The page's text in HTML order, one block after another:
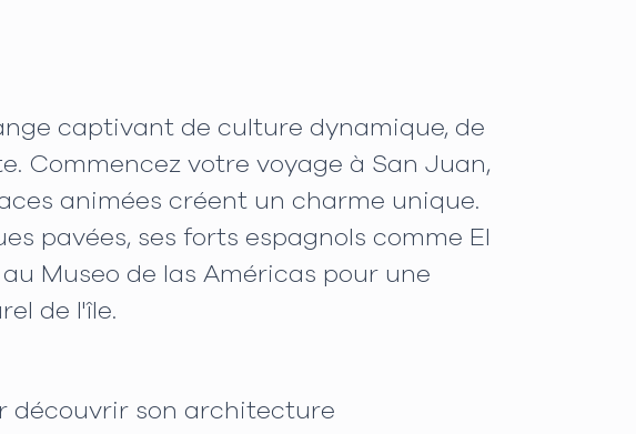
captivant de culture dynamique, de
Commencez votre voyage à San Juan,
animées créent un charme unique.
pavées, ses forts espagnols comme El
Museo de las Américas pour une
de l'île.
découvrir son architecture